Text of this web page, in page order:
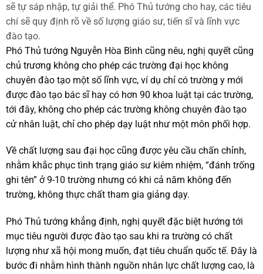
sẽ tự sáp nhập, tự giải thể. Phó Thủ tướng cho hay, các tiêu
chí sẽ quy định rõ về số lượng giáo sư, tiến sĩ và lĩnh vực
đào tạo.
Phó Thủ tướng Nguyễn Hòa Bình cũng nêu, nghị quyết cũng
chủ trương không cho phép các trường đại học không
chuyên đào tạo một số lĩnh vực, ví dụ chỉ có trường y mới
được đào tạo bác sĩ hay có hơn 90 khoa luật tại các trường,
tới đây, không cho phép các trường không chuyên đào tạo
cử nhân luật, chỉ cho phép dạy luật như một môn phối hợp.
Về chất lượng sau đại học cũng được yêu cầu chấn chỉnh,
nhằm khắc phục tình trạng giáo sư kiêm nhiệm, “đánh trống
ghi tên” ở 9-10 trường nhưng có khi cả năm không đến
trường, không thực chất tham gia giảng dạy.
Phó Thủ tướng khẳng định, nghị quyết đặc biệt hướng tới
mục tiêu người được đào tạo sau khi ra trường có chất
lượng như xã hội mong muốn, đạt tiêu chuẩn quốc tế. Đây là
bước đi nhằm hình thành nguồn nhân lực chất lượng cao, là